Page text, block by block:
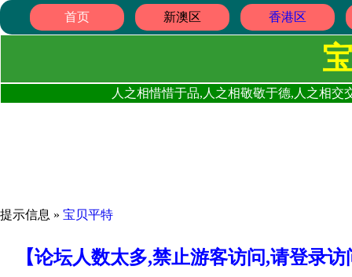
首页 新澳区 香港区
人之相惜惜于品,人之相敬敬于德,人之相
提示信息 » 宝贝平特
【论坛人数太多,禁止游客访问,请登录